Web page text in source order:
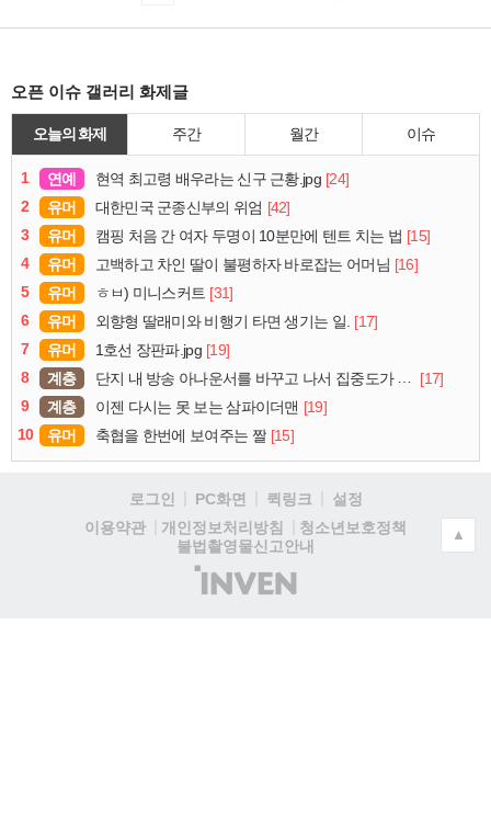
오픈 이슈 갤러리 화제글
오늘의 화제 주간 월간 이슈
1 연예 현역 최고령 배우라는 신구 근황.jpg [24]
2
유머 대한민국 군종신부의 위엄 [42]
3
유머 캠핑 처음 간 여자 두명이 10분만에 텐트 치는 법 [15]
4
유머 고백하고 차인 딸이 불평하자 바로잡는 어머님 [16]
5
유머 ㅎㅂ) 미니스커트 [31]
6
유머 외향형 딸래미와 비행기 타면 생기는 일. [17]
7
유머 1호선 장판파.jpg [19]
8
계층 단지 내 방송 아나운서를 바꾸고 나서 집중도가 확 올라갔다는 한 아파트의 안내방송
[17]
9
계층 이젠 다시는 못 보는 삼파이더맨 [19]
10
유머 축협을 한번에 보여주는 짤 [15]
로그인 PC화면 퀵링크
설정
이용약관
개인정보처리방침
청소년보호정책
불법촬영물신고안내
(주)
인
▲